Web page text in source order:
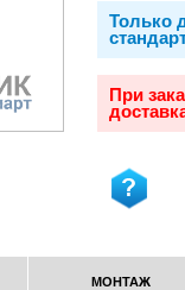
Только
При
МОНТАЖ